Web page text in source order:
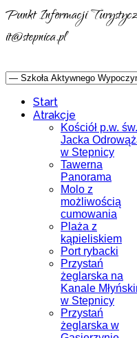
Punkt Informacji
it@stepnica.pl
Start
Atrakcje
Kościół p.w. św.
Jacka
w Stepnicy
Tawerna
Panorama
Molo z
możliwością
cumowania
Plaża z
kąpieliskiem
Port rybacki
Przystań
żeglarska na
Kanale
w Stepnicy
Przystań
żeglarska w